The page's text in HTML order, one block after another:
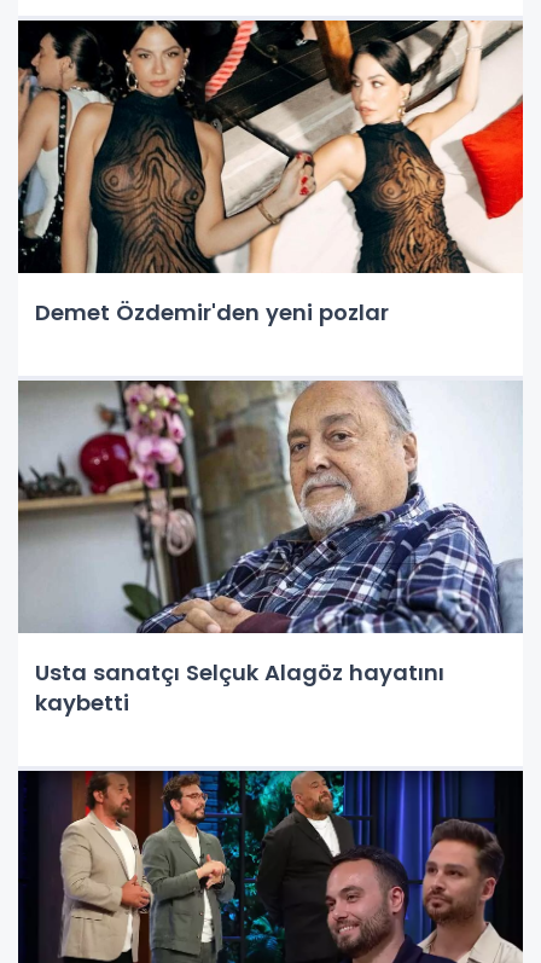
Demet Özdemir'den yeni pozlar
Usta sanatçı Selçuk Alagöz hayatını
kaybetti